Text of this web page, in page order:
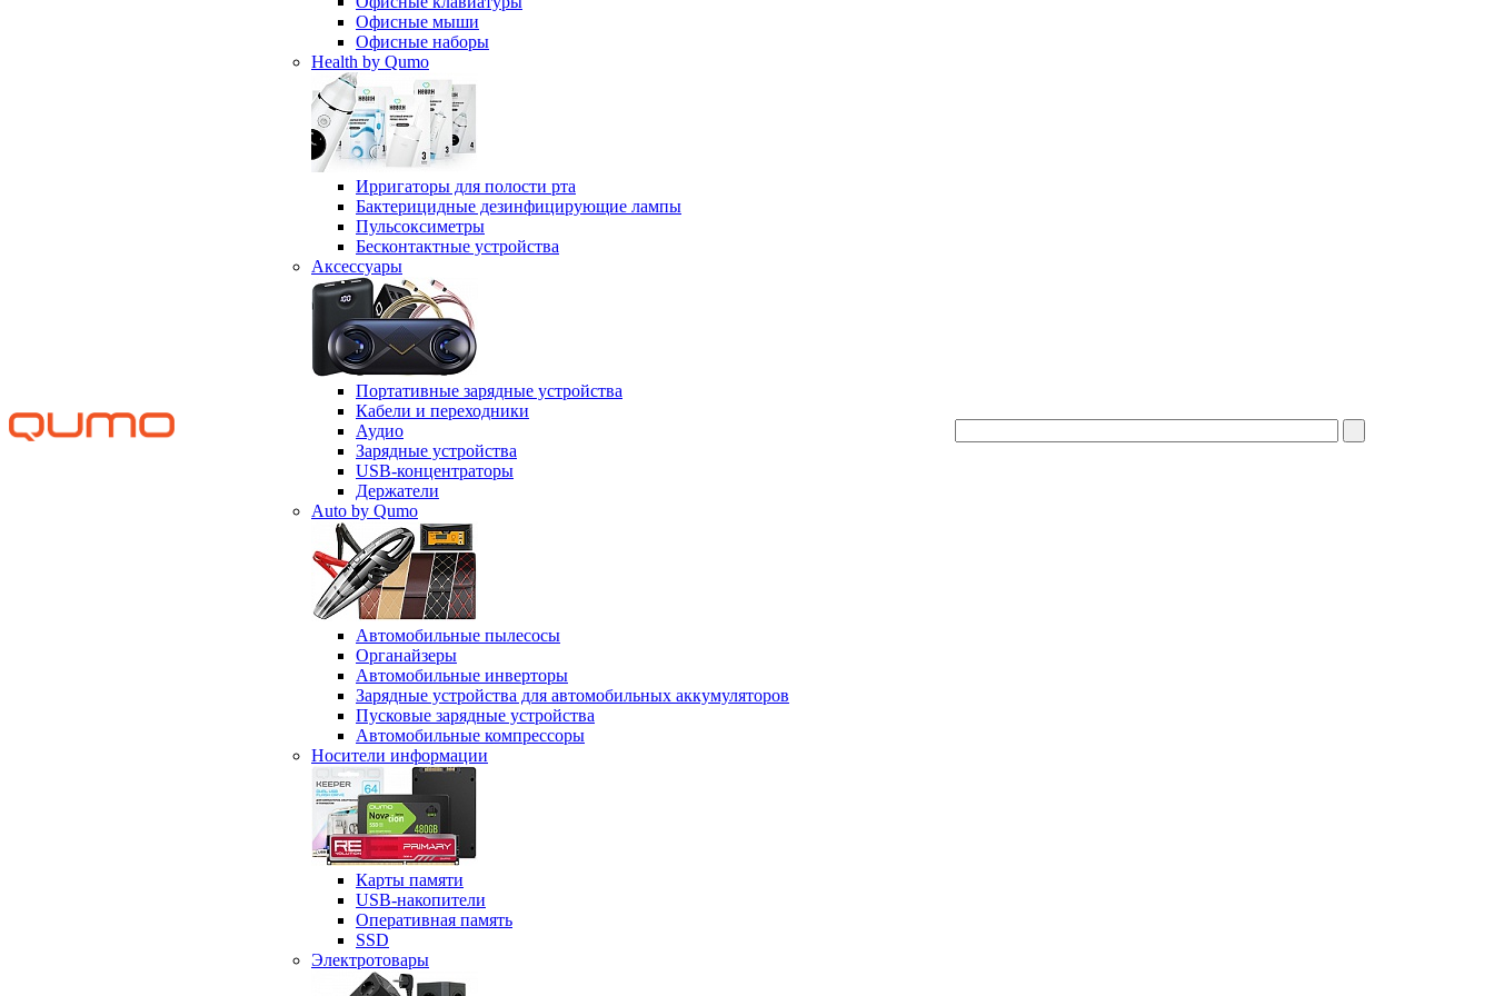
Офисные мыши
Офисные наборы
Health by Qumo
Ирригаторы для полости рта
Бактерицидные дезинфицирующие лампы
Пульсоксиметры
Бесконтактные устройства
Аксессуары
Портативные зарядные устройства
Кабели и переходники
Аудио
Зарядные устройства
USB-концентраторы
Держатели
Auto by Qumo
Автомобильные пылесосы
Органайзеры
Автомобильные инверторы
Зарядные устройства для автомобильных аккумуляторов
Пусковые зарядные устройства
Автомобильные компрессоры
Носители информации
Карты памяти
USB-накопители
Оперативная память
SSD
Электротовары